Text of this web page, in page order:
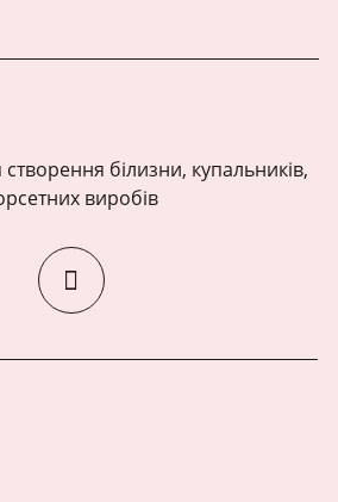
білизни, купальників,
виробів